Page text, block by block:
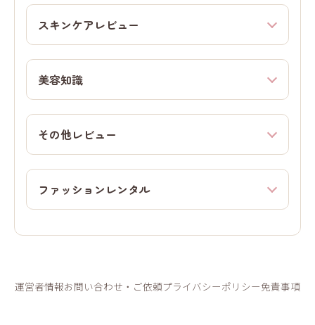
スキンケアレビュー
美容知識
その他レビュー
ファッションレンタル
運営者情報お問い合わせ・ご依頼プライバシーポリシー免責事項